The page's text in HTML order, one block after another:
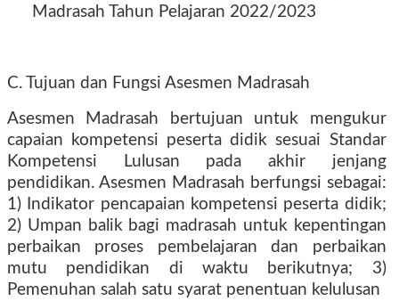
Madrasah Tahun Pelajaran 2022/2023
C. Tujuan dan Fungsi Asesmen Madrasah
Asesmen Madrasah bertujuan untuk mengukur
capaian kompetensi peserta didik sesuai Standar
Kompetensi Lulusan pada akhir jenjang
pendidikan. Asesmen Madrasah berfungsi sebagai:
1) Indikator pencapaian kompetensi peserta didik;
2) Umpan balik bagi madrasah untuk kepentingan
perbaikan proses pembelajaran dan perbaikan
mutu pendidikan di waktu berikutnya; 3)
Pemenuhan salah satu syarat penentuan kelulusan